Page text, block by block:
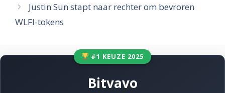
Justin Sun stapt naar rechter om bevroren
WLFI-tokens
#1 KEUZE 2025
Bitvavo